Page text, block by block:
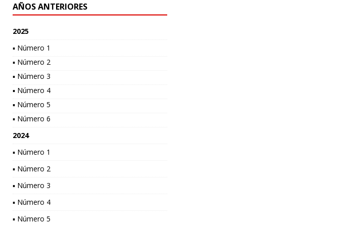
AÑOS ANTERIORES
2025
▪ Número 1
▪ Número 2
▪ Número 3
▪ Número 4
▪ Número 5
▪ Número 6
2024
▪ Número 1
▪ Número 2
▪ Número 3
▪ Número 4
▪ Número 5